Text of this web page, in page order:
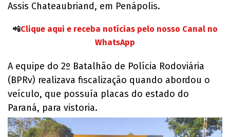
Assis Chateaubriand, em Penápolis.
📲Clique aqui e receba notícias pelo nosso Canal no
WhatsApp
A equipe do 2º Batalhão de Polícia Rodoviária
(BPRv) realizava fiscalização quando abordou o
veículo, que possuía placas do estado do
Paraná, para vistoria.